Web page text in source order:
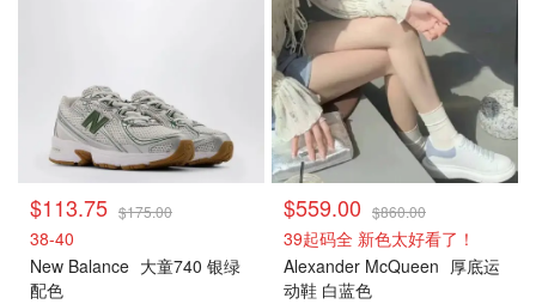
$113.75 $175.00
38-40
New Balance 大童740 银绿
配色
$559.00 $860.00
39起码全 新色太好看了！
Alexander McQueen 厚底运
动鞋 白蓝色